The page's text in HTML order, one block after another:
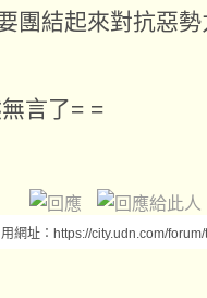
團結起來對抗惡
言了= =
用網址：https://city.udn.com/